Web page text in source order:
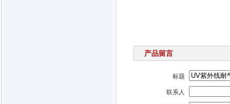
产品留言
标题
联系人